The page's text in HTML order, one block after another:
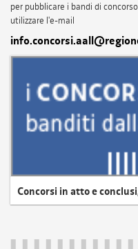
per pubblicare i bandi di
utilizzare l'e-mail
Concorsi in atto e